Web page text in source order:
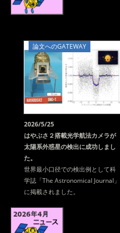
論文へのGATEWAY
2026/5/25
はやぶさ２搭載光学航法カメラが
太陽系外惑星の検出に成功しまし
た。
世界最小口径での検出例として科
学誌「The Astronomical Journal」
に掲載されました。